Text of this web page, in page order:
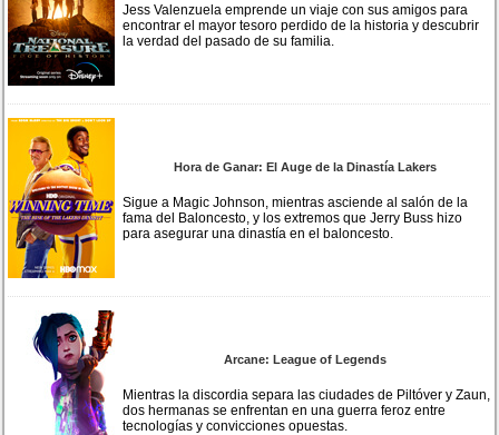
Jess Valenzuela emprende un viaje con sus amigos para
encontrar el mayor tesoro perdido de la historia y descubrir
la verdad del pasado de su familia.
Hora de Ganar: El Auge de la Dinastía Lakers
Sigue a Magic Johnson, mientras asciende al salón de la
fama del Baloncesto, y los extremos que Jerry Buss hizo
para asegurar una dinastía en el baloncesto.
Arcane: League of Legends
Mientras la discordia separa las ciudades de Piltóver y Zaun,
dos hermanas se enfrentan en una guerra feroz entre
tecnologías y convicciones opuestas.